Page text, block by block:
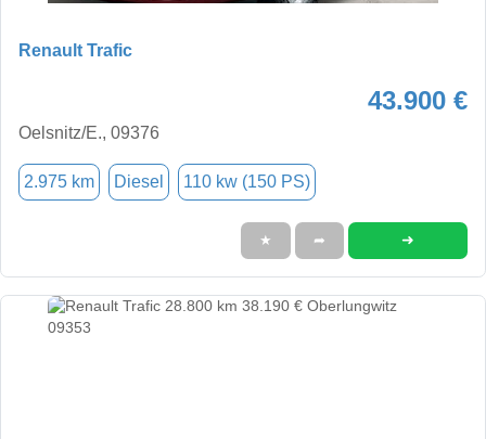
Renault Trafic
43.900 €
Oelsnitz/E., 09376
2.975 km Diesel 110 kw (150 PS)
★ ➦ ➜